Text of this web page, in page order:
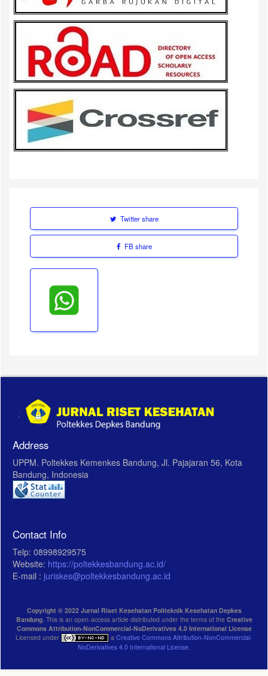
Twitter share
FB share
Address
UPPM. Poltekkes Kemenkes Bandung, Jl. Pajajaran 56, Kota
Bandung, Indonesia
Contact Info
Telp: 08998929575
Website: https://poltekkesbandung.ac.id/
E-mail : juriskes@poltekkesbandung.ac.id
Copyright © 2022 Jurnal Riset Kesehatan Politeknik Kesehatan Depkes
Bandung. This is an open-access article distributed under the terms of the Creative
Commons Attribution-NonCommercial-NoDerivatives 4.0 International License
Licensed under
a Creative Commons Attribution-NonCommercial-
NoDerivatives 4.0 International License.